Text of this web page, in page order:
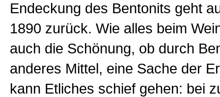
Endeckung des Bentonits geht
1890 zurück. Wie alles beim
auch die Schönung, ob durch
anderes Mittel, eine Sache der
kann Etliches schief gehen: bei